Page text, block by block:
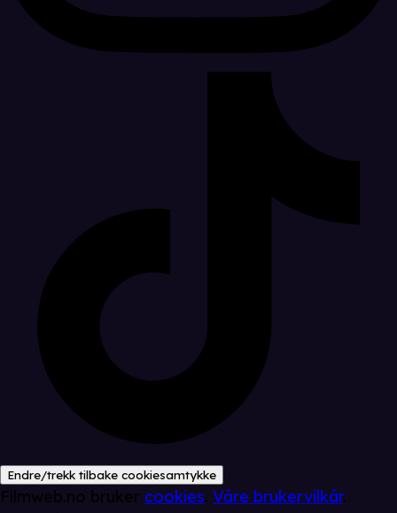
Endre/trekk tilbake cookiesamtykke
Filmweb.no bruker cookies. Våre brukervilkår.